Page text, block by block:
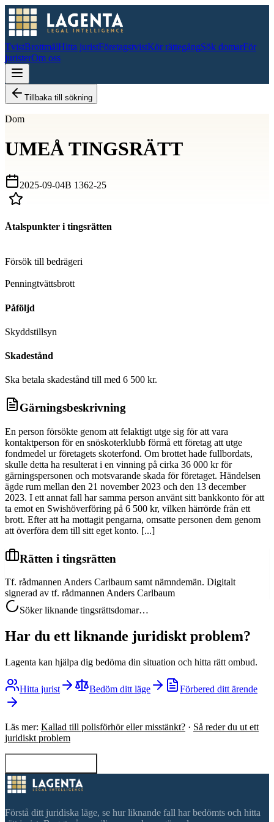
TvistBrottmålHitta juristFöretagstvistKör rättegångSök domarFör
juristerOm oss
Tillbaka till sökning
Dom
UMEÅ TINGSRÄTT
2025-09-04B 1362-25
Åtalspunkter i tingsrätten
Försök till bedrägeri
Penningtvättsbrott
Påföljd
Skyddstillsyn
Skadestånd
Ska betala skadestånd till med 6 500 kr.
Gärningsbeskrivning
En person försökte genom att felaktigt utge sig för att vara
kontaktperson för en snöskoterklubb förmå ett företag att utge
fondmedel ur företagets skoterfond. Om brottet hade fullbordats,
skulle detta ha resulterat i en vinning på cirka 36 000 kr för
gärningspersonen och motsvarande skada för företaget. Händelsen
ägde rum mellan den 21 november 2023 och den 13 december
2023. I ett annat fall har samma person använt sitt bankkonto för att
ta emot en Swishöverföring på 6 500 kr, vilken härrörde från ett
brott. Efter att ha mottagit pengarna, omsatte personen dem genom
att överföra dem till sitt eget konto. [...]
Rätten i tingsrätten
Tf. rådmannen Anders Carlbaum samt nämndemän. Digitalt
signerad av tf. rådmannen Anders Carlbaum
Söker liknande tingsrättsdomar…
Har du ett liknande juridiskt problem?
Lagenta kan hjälpa dig bedöma din situation och hitta rätt ombud.
Hitta jurist Bedöm ditt läge Förbered ditt ärende
Läs mer: Kallad till polisförhör eller misstänkt? · Så reder du ut ett
juridiskt problem
Förstå ditt juridiska läge, se hur liknande fall har bedömts och hitta